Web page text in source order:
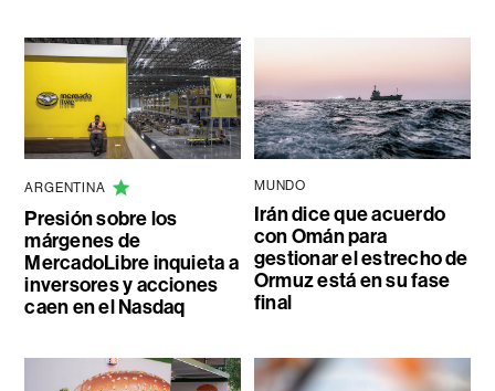
ARGENTINA
Presión sobre los
márgenes de
MercadoLibre inquieta a
inversores y acciones
caen en el Nasdaq
MUNDO
Irán dice que acuerdo
con Omán para
gestionar el estrecho de
Ormuz está en su fase
final